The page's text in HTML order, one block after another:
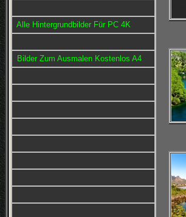
Alle Hintergrundbilder Für PC 4K
Bilder Zum Ausmalen Kostenlos A4